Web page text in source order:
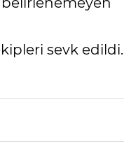
sevk edildi.